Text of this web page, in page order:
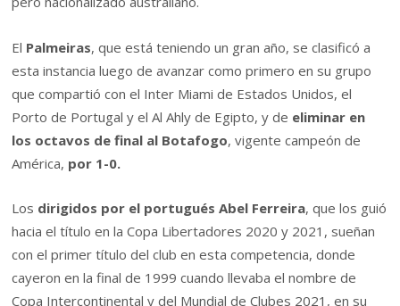
El Palmeiras, que está teniendo un gran año, se clasificó a
esta instancia luego de avanzar como primero en su grupo
que compartió con el Inter Miami de Estados Unidos, el
Porto de Portugal y el Al Ahly de Egipto, y de eliminar en
los octavos de final al Botafogo, vigente campeón de
América, por 1-0.
Los dirigidos por el portugués Abel Ferreira, que los guió
hacia el título en la Copa Libertadores 2020 y 2021, sueñan
con el primer título del club en esta competencia, donde
cayeron en la final de 1999 cuando llevaba el nombre de
Copa Intercontinental y del Mundial de Clubes 2021, en su